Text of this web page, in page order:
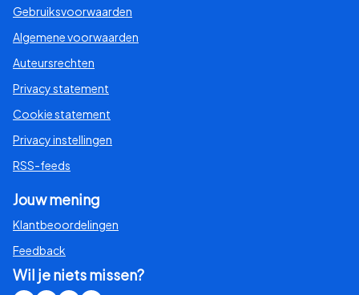
Gebruiksvoorwaarden
Algemene voorwaarden
Auteursrechten
Privacy statement
Cookie statement
Privacy instellingen
RSS-feeds
Jouw mening
Klantbeoordelingen
Feedback
Wil je niets missen?